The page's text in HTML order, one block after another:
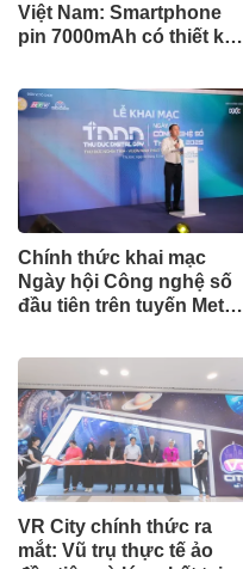
Việt Nam: Smartphone
pin 7000mAh có thiết kế
Chính thức khai mạc
Ngày hội Công nghệ số
đầu tiên trên tuyến Metro
Day 2025
VR City chính thức ra
mắt: Vũ trụ thực tế ảo